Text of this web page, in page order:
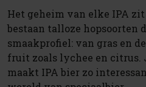
Het geheim van elke IPA
bestaan talloze hopsoorten
smaakprofiel: van gras en
fruit zoals lychee en citrus.
maakt IPA bier zo